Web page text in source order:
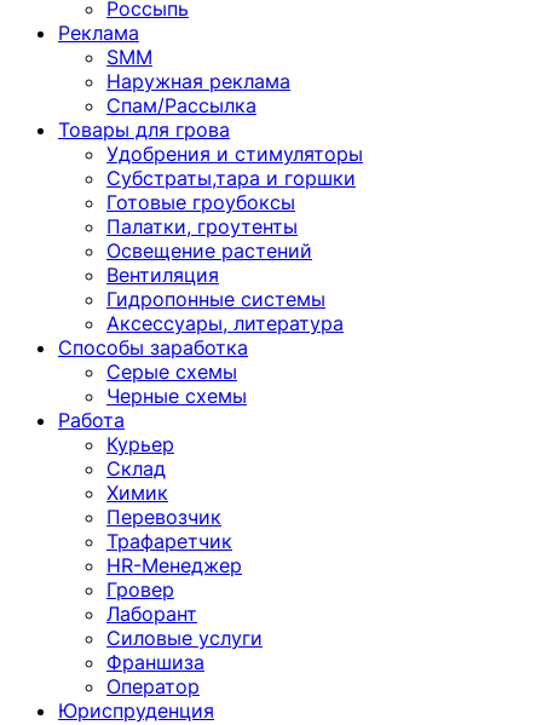
Россыпь
Реклама
SMM
Наружная реклама
Спам/Рассылка
Товары для грова
Удобрения и стимуляторы
Субстраты,тара и горшки
Готовые гроубоксы
Палатки, гроутенты
Освещение растений
Вентиляция
Гидропонные системы
Аксессуары, литература
Способы заработка
Серые схемы
Черные схемы
Работа
Курьер
Склад
Химик
Перевозчик
Трафаретчик
HR-Менеджер
Гровер
Лаборант
Силовые услуги
Франшиза
Оператор
Юриспруденция